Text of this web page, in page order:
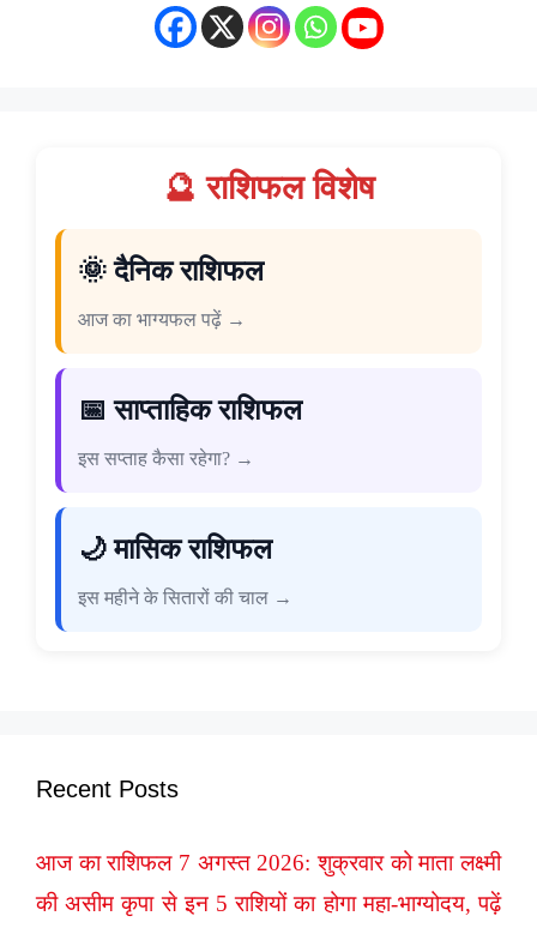
🔮 राशिफल विशेष
🌞 दैनिक राशिफल
आज का भाग्यफल पढ़ें →
📅 साप्ताहिक राशिफल
इस सप्ताह कैसा रहेगा? →
🌙 मासिक राशिफल
इस महीने के सितारों की चाल →
Recent Posts
आज का राशिफल 7 अगस्त 2026: शुक्रवार को माता लक्ष्मी
की असीम कृपा से इन 5 राशियों का होगा महा-भाग्योदय, पढ़ें